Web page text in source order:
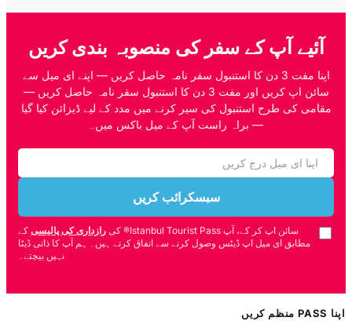
آئیے آپ کے سفر کی منصوبہ بندی کریں
اپنا مفت 3 دن کا استنبول سفر نامہ حاصل کریں — اپنے ای میل سے
سائن اپ کریں اور مفت 3 دن کا استنبول سفر نامہ حاصل کریں —
مقامی کی طرح استنبول کی سیر کرنے میں مدد کے لیے ڈیزائن کیا گیا
— براہ راست آپ کے میل باکس میں۔
سبسکرائب کریں
سائن اپ کر کے، آپ Istanbul Tourist Pass® کی رازداری کی پالیسی کے
مطابق ای میل اپ ڈیٹس وصول کرنے سے اتفاق کرتے ہیں۔ ہم آپ کا ذاتی ڈیٹا
نہیں بیچتے۔
اپنا PASS منظم کریں